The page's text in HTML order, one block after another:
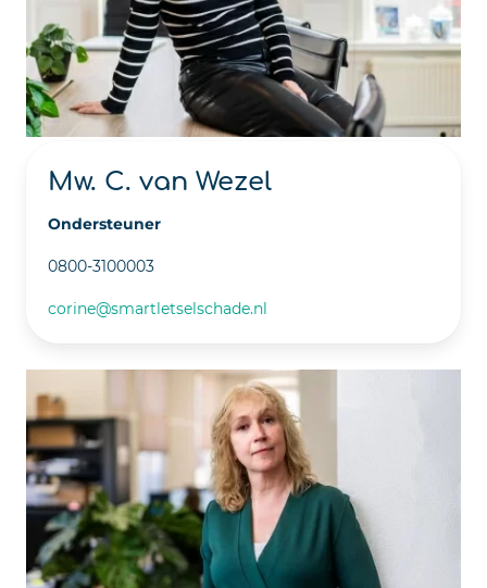
Mw. C. van Wezel
Ondersteuner
0800-3100003
corine@smartletselschade.nl